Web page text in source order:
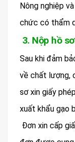
Nông nghiệp
chức có thẩm
3. Nộp hồ
Sau khi đảm
về chất lượng,
sơ xin giấy
xuất khẩu gạo
Đơn xin cấp